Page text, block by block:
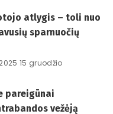
atlygis – toli nuo
sparnuočių
2025 15 gruodžio
pareigūnai
vežėją